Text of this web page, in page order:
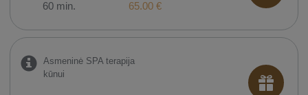
60 min. 65.00 €
Asmeninė SPA terapija
kūnui